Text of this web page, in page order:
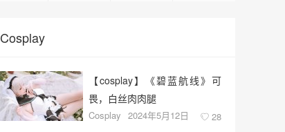
Cosplay
【cosplay】《碧蓝航线》可
畏，白丝肉肉腿
Cosplay 2024年5月12日 28